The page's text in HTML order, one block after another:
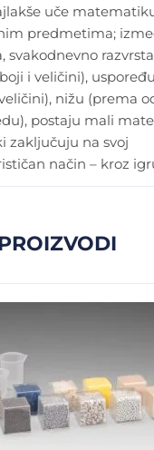
uče
predmetima;
svakodnevno
i veličini),
nižu (prema
postaju mali
zaključuju na svoj
način – kroz